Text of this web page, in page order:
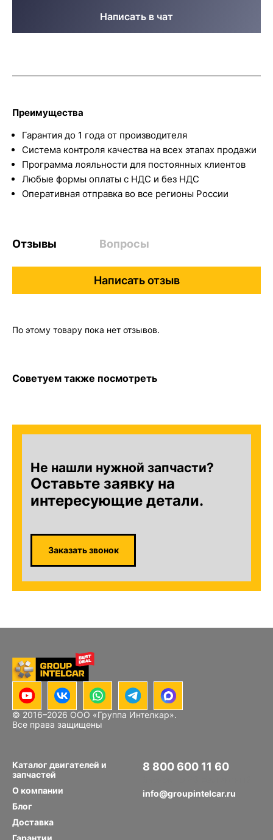
Написать в чат
Преимущества
Гарантия до 1 года от производителя
Система контроля качества на всех этапах продажи
Программа лояльности для постоянных клиентов
Любые формы оплаты с НДС и без НДС
Оперативная отправка во все регионы России
Отзывы Вопросы
Написать отзыв
По этому товару пока нет отзывов.
Советуем также посмотреть
Не нашли нужной запчасти?
Оставьте заявку на
интересующие детали.
Заказать звонок
© 2016–2026 ООО «Группа Интелкар».
Все права защищены
Каталог двигателей и
запчастей
О компании
Блог
Доставка
8 800 600 11 60
info@groupintelcar.ru